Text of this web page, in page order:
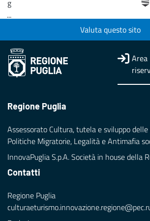
g
...
Valuta questo sito
Area
Regione Puglia
Assessorato Cultura, tutela e sviluppo
Politiche Migratorie, Legalità e Antimafia
InnovaPuglia S.p.A. Società in house della
Contatti
Regione Puglia